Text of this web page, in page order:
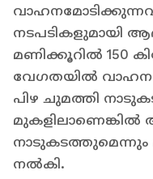
നടപടികളുമായി
മണിക്കൂറിൽ 150
വേഗതയിൽ
പിഴ ചുമത്തി
മുകളിലാണെങ്കിൽ
നാടുകടത്തുമെന്നും
നൽകി.